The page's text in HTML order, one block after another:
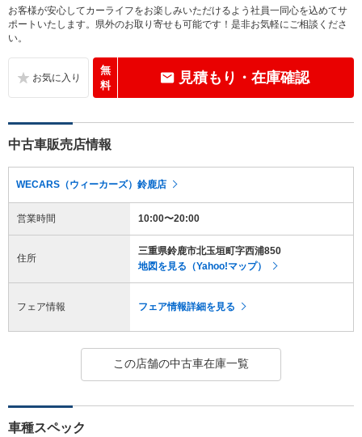
お客様が安心してカーライフをお楽しみいただけるよう社員一同心を込めてサ
ポートいたします。県外のお取り寄せも可能です！是非お気軽にご相談くださ
い。
無
料
見積もり・在庫確認
中古車販売店情報
WECARS（ウィーカーズ）鈴鹿店
営業時間 10:00〜20:00
住所
三重県鈴鹿市北玉垣町字西浦850
地図を見る（Yahoo!マップ）
フェア情報 フェア情報詳細を見る
この店舗の中古車在庫一覧
車種スペック